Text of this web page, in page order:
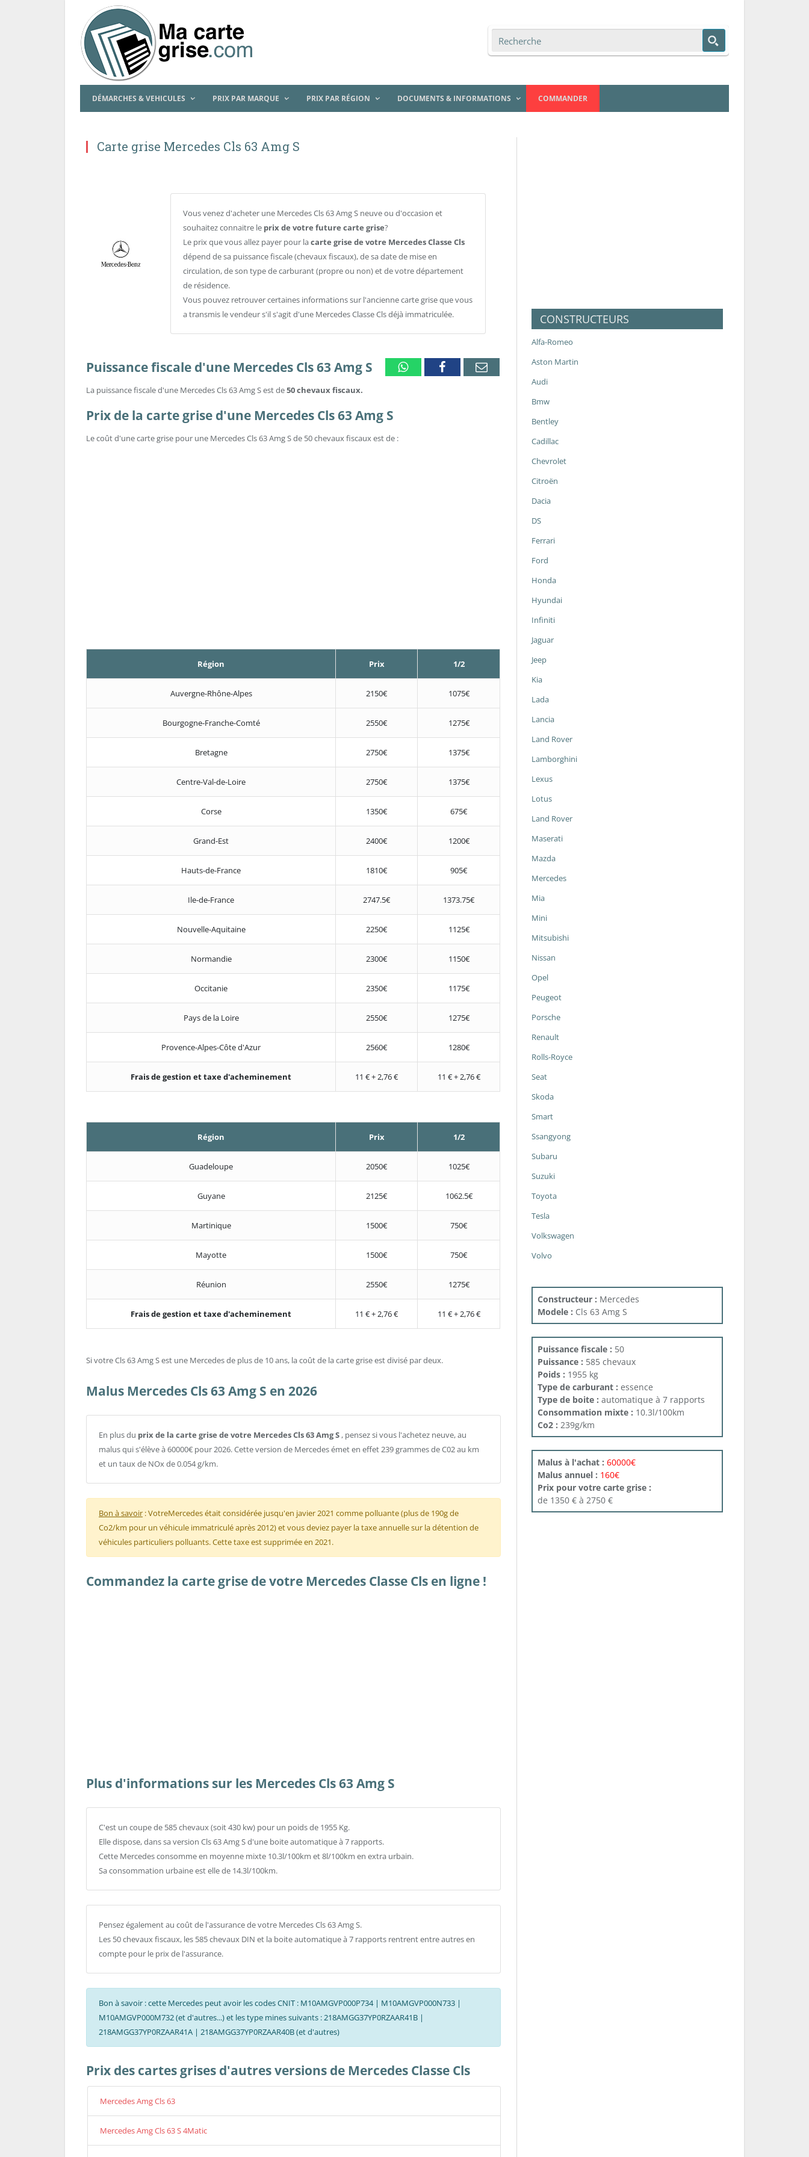
DÉMARCHES & VEHICULES PRIX PAR MARQUE PRIX PAR RÉGION DOCUMENTS & INFORMATIONS COMMANDER
Carte grise Mercedes Cls 63 Amg S
Vous venez d'acheter une Mercedes Cls 63 Amg S neuve ou d'occasion et
souhaitez connaitre le prix de votre future carte grise?
Le prix que vous allez payer pour lacarte grise de votre Mercedes Classe Cls
dépend de sa puissance fiscale (chevaux fiscaux), de sa date de mise en
circulation, de son type de carburant (propre ou non) et de votre département
de résidence.
Vous pouvez retrouver certaines informations sur l'ancienne carte grise que vous
a transmis le vendeur s'il s'agit d'une Mercedes Classe Cls déjà immatriculée.
WhatsappFacebookEmail
Puissance fiscale d'une Mercedes Cls 63 Amg S
La puissance fiscale d'une Mercedes Cls 63 Amg S est de50 chevaux fiscaux.
Prix de la carte grise d'une Mercedes Cls 63 Amg S
Le coût d'une carte grise pour une Mercedes Cls 63 Amg S de 50 chevaux fiscaux est de :
Région Prix 1/2
Auvergne-Rhône-Alpes 2150€ 1075€
Bourgogne-Franche-Comté 2550€ 1275€
Bretagne 2750€ 1375€
Centre-Val-de-Loire 2750€ 1375€
Corse 1350€ 675€
Grand-Est 2400€ 1200€
Hauts-de-France 1810€ 905€
Ile-de-France 2747.5€ 1373.75€
Nouvelle-Aquitaine 2250€ 1125€
Normandie 2300€ 1150€
Occitanie 2350€ 1175€
Pays de la Loire 2550€ 1275€
Provence-Alpes-Côte d'Azur 2560€ 1280€
Frais de gestion et taxe d'acheminement 11 € + 2,76 € 11 € + 2,76 €
Région Prix 1/2
Guadeloupe 2050€ 1025€
Guyane 2125€ 1062.5€
Martinique 1500€ 750€
Mayotte 1500€ 750€
Réunion 2550€ 1275€
Frais de gestion et taxe d'acheminement 11 € + 2,76 € 11 € + 2,76 €
Si votre Cls 63 Amg S est une Mercedes de plus de 10 ans, la coût de la carte grise est divisé par deux.
Malus Mercedes Cls 63 Amg S en 2026
En plus du prix de la carte grise de votre Mercedes Cls 63 Amg S , pensez si vous l'achetez neuve, au
malus qui s'élève à 60000€ pour 2026. Cette version de Mercedes émet en effet 239 grammes de C02 au km
et un taux de NOx de 0.054 g/km.
Bon à savoir : VotreMercedes était considérée jusqu'en javier 2021 comme polluante (plus de 190g de
Co2/km pour un véhicule immatriculé après 2012) et vous deviez payer la taxe annuelle sur la détention de
véhicules particuliers polluants. Cette taxe est supprimée en 2021.
Commandez la carte grise de votre Mercedes Classe Cls en ligne !
Plus d'informations sur les Mercedes Cls 63 Amg S
C'est un coupe de 585 chevaux (soit 430 kw) pour un poids de 1955 Kg.
Elle dispose, dans sa version Cls 63 Amg S d'une boite automatique à 7 rapports.
Cette Mercedes consomme en moyenne mixte 10.3l/100km et 8l/100km en extra urbain.
Sa consommation urbaine est elle de 14.3l/100km.
Pensez également au coût de l'assurance de votre Mercedes Cls 63 Amg S.
Les 50 chevaux fiscaux, les 585 chevaux DIN et la boite automatique à 7 rapports rentrent entre autres en
compte pour le prix de l'assurance.
Bon à savoir : cette Mercedes peut avoir les codes CNIT : M10AMGVP000P734 | M10AMGVP000N733 |
M10AMGVP000M732 (et d'autres...) et les type mines suivants : 218AMGG37YP0RZAAR41B |
218AMGG37YP0RZAAR41A | 218AMGG37YP0RZAAR40B (et d'autres)
Prix des cartes grises d'autres versions de Mercedes Classe Cls
Mercedes Amg Cls 63
Mercedes Amg Cls 63 S 4Matic
CONSTRUCTEURS
Alfa-Romeo
Aston Martin
Audi
Bmw
Bentley
Cadillac
Chevrolet
Citroën
Dacia
DS
Ferrari
Ford
Honda
Hyundai
Infiniti
Jaguar
Jeep
Kia
Lada
Lancia
Land Rover
Lamborghini
Lexus
Lotus
Land Rover
Maserati
Mazda
Mercedes
Mia
Mini
Mitsubishi
Nissan
Opel
Peugeot
Porsche
Renault
Rolls-Royce
Seat
Skoda
Smart
Ssangyong
Subaru
Suzuki
Toyota
Tesla
Volkswagen
Volvo
Constructeur : Mercedes
Modele : Cls 63 Amg S
Puissance fiscale : 50
Puissance : 585 chevaux
Poids : 1955 kg
Type de carburant : essence
Type de boite : automatique à 7 rapports
Consommation mixte : 10.3l/100km
Co2 : 239g/km
Malus à l'achat : 60000€
Malus annuel : 160€
Prix pour votre carte grise :
de 1350 € à 2750 €